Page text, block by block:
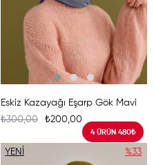
Eskiz Kazayağı Eşarp Gök Mavi
₺200,00
₺300,00
4 ÜRÜN 480₺
%33
YENI